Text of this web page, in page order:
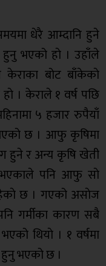
धेरै आम्दानि हुने
भएको हाे । उहाँले
बोट बाँकेकाे
। केराले १ वर्ष पछि
५ हजार रुपैयाँ
भएको छ । आफु कृषिमा
हुने र अन्य कृषि खेती
भएकाले पनि आफु साे
छ । गएको असाेज
गर्मीका कारण सबै
थियाे । १ वर्षमा
भएको छ ।